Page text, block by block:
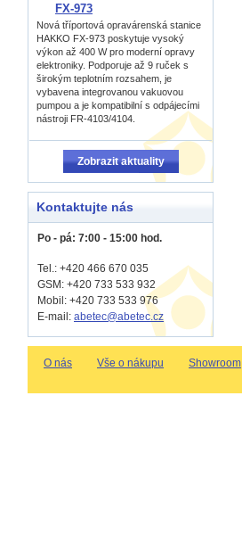
FX-973
Nová tříportová opravárenská stanice
HAKKO FX-973 poskytuje vysoký
výkon až 400 W pro moderní opravy
elektroniky. Podporuje až 9 ruček s
širokým teplotním rozsahem, je
vybavena integrovanou vakuovou
pumpou a je kompatibilní s odpájecími
nástroji FR-4103/4104.
Zobrazit aktuality
Kontaktujte nás
Po - pá: 7:00 - 15:00 hod.
Tel.: +420 466 670 035
GSM: +420 733 533 932
Mobil: +420 733 533 976
E-mail: abetec@abetec.cz
O nás Vše o nákupu Showroom